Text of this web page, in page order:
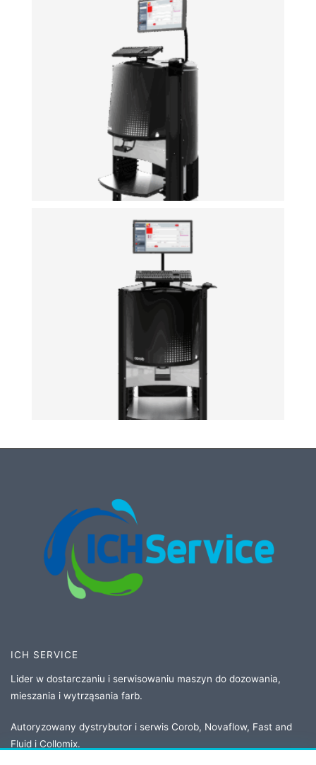
ICH SERVICE
Lider w dostarczaniu i serwisowaniu maszyn do dozowania,
mieszania i wytrząsania farb.
Autoryzowany dystrybutor i serwis Corob, Novaflow, Fast and
Fluid i Collomix.